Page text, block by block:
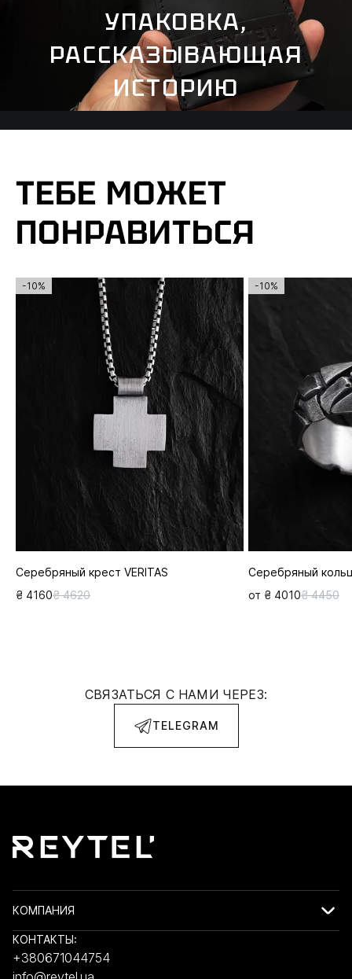
УПАКОВКА,
РАССКАЗЫВАЮЩАЯ
ИСТОРИЮ
ТЕБЕ МОЖЕТ
ПОНРАВИТЬСЯ
-10%
Серебряный крест VERITAS
₴ 4160₴ 4620
-10%
Серебряный
от ₴ 4010₴ 4450
СВЯЗАТЬСЯ С НАМИ ЧЕРЕЗ:
TELEGRAM
КОМПАНИЯ
КОНТАКТЫ:
+380671044754